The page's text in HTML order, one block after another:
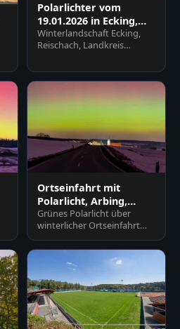
Polarlichter vom
19.01.2026 in Ecking,
Reischach, Altötting
Winterlandschaft Ecking,
Reischach, Landkreis
mit Kirche unter farbigem…
Ortseinfahrt mit
Polarlicht, Arbing,
Altötting, Oberbayern
Grünes Polarlicht über
winterlicher Ortseinfahrt
Arbing (Reischach),
Altötting, Oberbayern,
Deutschl…